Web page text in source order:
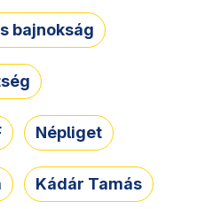
bajnokság
Népliget
Kádár Tamás